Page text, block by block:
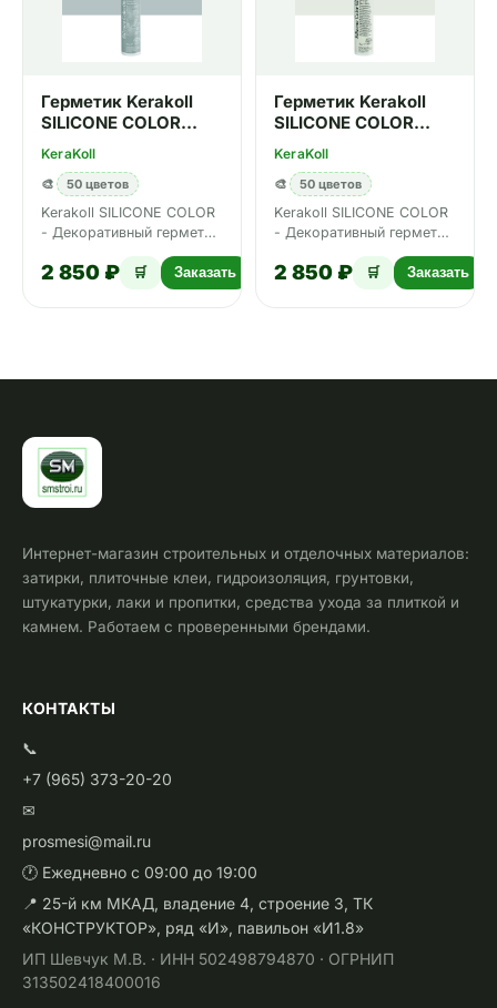
Герметик Kerakoll
SILICONE COLOR
KeraKoll
🎨 50 цветов
Kerakoll SILICONE COLOR
- Декоративный герметик
цветов Design. <
2 850 ₽ 🛒 Заказать
Герметик Kerakoll
SILICONE COLOR
KeraKoll
🎨 50 цветов
Kerakoll SILICONE COLOR
- Декоративный герметик
цветов Design. <
2 850 ₽ 🛒 Заказать
Интернет-магазин строительных и отделочных материалов:
затирки, плиточные клеи, гидроизоляция, грунтовки,
штукатурки, лаки и пропитки, средства ухода за плиткой и
камнем. Работаем с проверенными брендами.
КОНТАКТЫ
📞
+7 (965) 373-20-20
✉
prosmesi@mail.ru
🕐 Ежедневно с 09:00 до 19:00
📍 25-й км МКАД, владение 4, строение 3, ТК
«КОНСТРУКТОР», ряд «И», павильон «И1.8»
ИП Шевчук М.В. · ИНН 502498794870 · ОГРНИП
313502418400016